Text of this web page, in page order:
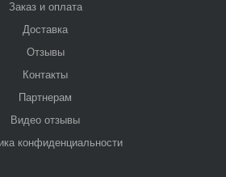
Заказ и оплата
Доставка
Отзывы
Контакты
Партнерам
Видео отзывы
конфиденциальности